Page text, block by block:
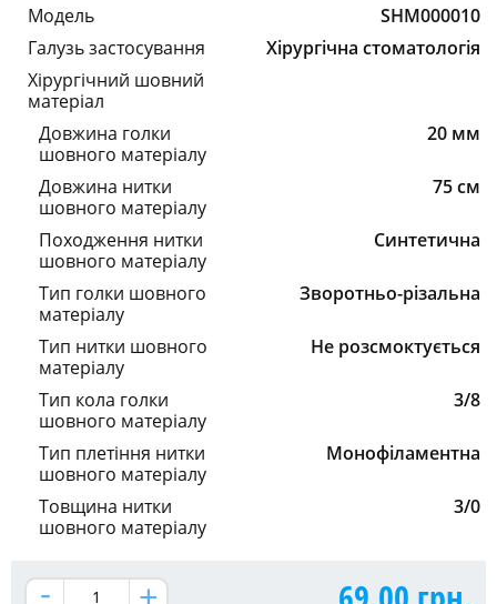
Модель
SHM000010
Галузь застосування
Хірургічна стоматологія
Хірургічний шовний
матеріал
Довжина голки
шовного матеріалу
20 мм
Довжина нитки
шовного матеріалу
75 см
Походження нитки
шовного матеріалу
Синтетична
Тип голки шовного
матеріалу
Зворотньо-різальна
Тип нитки шовного
матеріалу
Не розсмоктується
Тип кола голки
шовного матеріалу
3/8
Тип плетіння нитки
шовного матеріалу
Монофіламентна
Товщина нитки
шовного матеріалу
3/0